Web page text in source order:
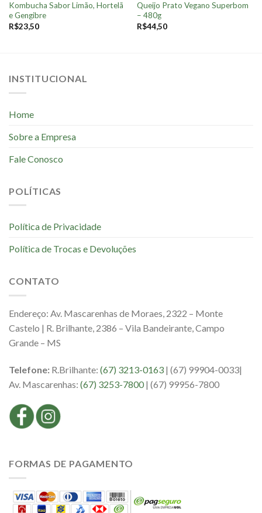
Kombucha Sabor Limão, Hortelã
e Gengibre
R$23,50
Queijo Prato Vegano Superbom
– 480g
R$44,50
INSTITUCIONAL
Home
Sobre a Empresa
Fale Conosco
POLÍTICAS
Política de Privacidade
Política de Trocas e Devoluções
CONTATO
Endereço: Av. Mascarenhas de Moraes, 2322 – Monte
Castelo | R. Brilhante, 2386 – Vila Bandeirante, Campo
Grande – MS
Telefone: R.Brilhante: (67) 3213-0163 | (67) 99904-0033|
Av. Mascarenhas: (67) 3253-7800 | (67) 99956-7800
FORMAS DE PAGAMENTO